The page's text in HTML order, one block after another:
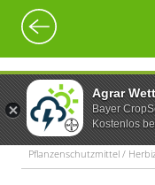
Agrar
Bayer
Kostenlos
Pflanzenschutzmittel /